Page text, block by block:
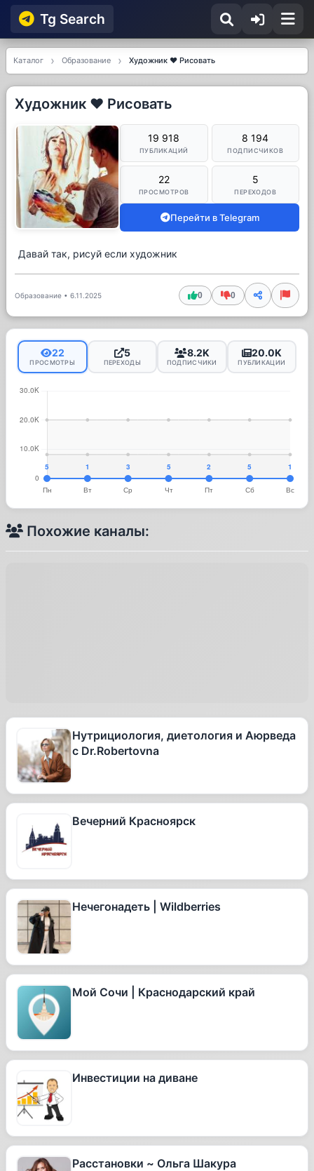
Tg Searсh
Каталог Образование Художник ❤️ Рисовать
Художник ❤️ Рисовать
19 918
ПУБЛИКАЦИЙ
8 194
ПОДПИСЧИКОВ
22
ПРОСМОТРОВ
5
ПЕРЕХОДОВ
Перейти в Telegram
Давай так, рисуй если художник
Образование • 6.11.2025 0 0
22
ПРОСМОТРЫ
5
ПЕРЕХОДЫ
8.2K
ПОДПИСЧИКИ
20.0K
ПУБЛИКАЦИИ
Похожие каналы:
Нутрициология, диетология и Аюрведа
с Dr.Robertovna
Вечерний Красноярск
Нечегонадеть | Wildberries
Мой Сочи | Краснодарский край
Инвестиции на диване
Расстановки ~ Ольга Шакура